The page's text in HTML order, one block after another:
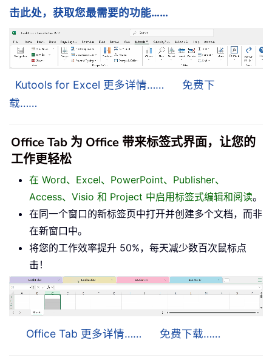
击此处，获取您最需要的功能……
Kutools for Excel 更多详情……
免费下
载……
Office Tab 为 Office 带来标签式界面，让您的
工作更轻松
在 Word、Excel、PowerPoint、Publisher、
Access、Visio 和 Project 中启用标签式编辑和阅读。
在同一个窗口的新标签页中打开并创建多个文档，而非
在新窗口中。
将您的工作效率提升 50%，每天减少数百次鼠标点
击！
Office Tab 更多详情…… 免费下载……